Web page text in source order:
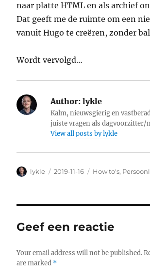
naar platte HTML en als archief
Dat geeft me de ruimte om een
vanuit Hugo te creëren, zonder
Wordt vervolgd…
Author: lykle
Kalm, nieuwsgierig en
juiste vragen als dagvoorzitter/
View all posts by lykle
Author
lykle
Posted
2019-11-16 Categories
How to's,
Geef een reactie
Your email address will not be published.
are marked *